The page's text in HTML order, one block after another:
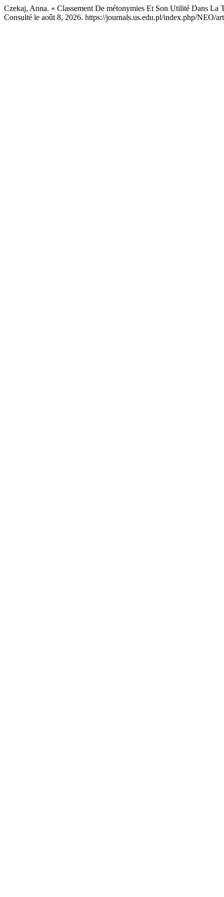
Czekaj, Anna. « Classement De métonymies Et Son Utilité Dans La
Consulté le août 8, 2026. https://journals.us.edu.pl/index.php/NEO/